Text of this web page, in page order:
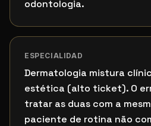
odontologia.
ESPECIALIDAD
Dermatologia mistura
estética (alto ticket). O
tratar as duas com a
paciente de rotina não